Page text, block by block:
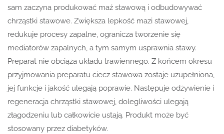
sam zaczyna produkować maź stawową i odbudowywać
chrząstki stawowe. Zwiększa lepkość mazi stawowej,
redukuje procesy zapalne, ogranicza tworzenie się
mediatorów zapalnych, a tym samym usprawnia stawy.
Preparat nie obciąża układu trawiennego. Z końcem okresu
przyjmowania preparatu ciecz stawowa zostaje uzupełniona,
jej funkcje i jakość ulegają poprawie. Następuje odżywienie i
regeneracja chrząstki stawowej, dolegliwości ulegają
złagodzeniu lub całkowicie ustają. Produkt może być
stosowany przez diabetyków.